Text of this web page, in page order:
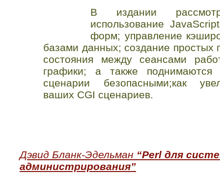
В издании
использование
форм; управление
базами данных; создание простых
состояния между сеансами
графики; а также поднимаются
сценарии безопасными;как
ваших CGI сценариев.
Дэвид Бланк-Эдельман “Perl для
администрирования”